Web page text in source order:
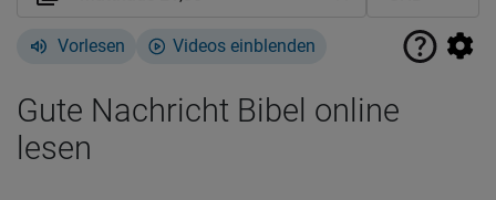
Vorlesen Videos einblenden
Gute Nachricht Bibel online
lesen